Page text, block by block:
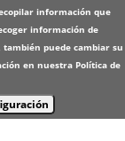
información que
información de
puede cambiar su
en nuestra Política de